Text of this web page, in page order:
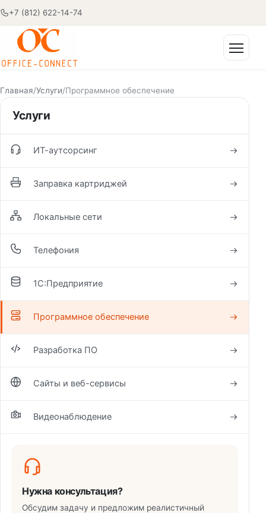
+7 (812) 622-14-74
Главная/Услуги/Программное обеспечение
Услуги
ИТ-аутсорсинг
Заправка картриджей
Локальные сети
Телефония
1С:Предприятие
Программное обеспечение
Разработка ПО
Сайты и веб-сервисы
Видеонаблюдение
Нужна консультация?
Обсудим задачу и предложим реалистичный